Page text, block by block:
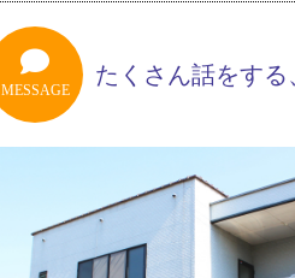
MESSAGE
たくさん話をす